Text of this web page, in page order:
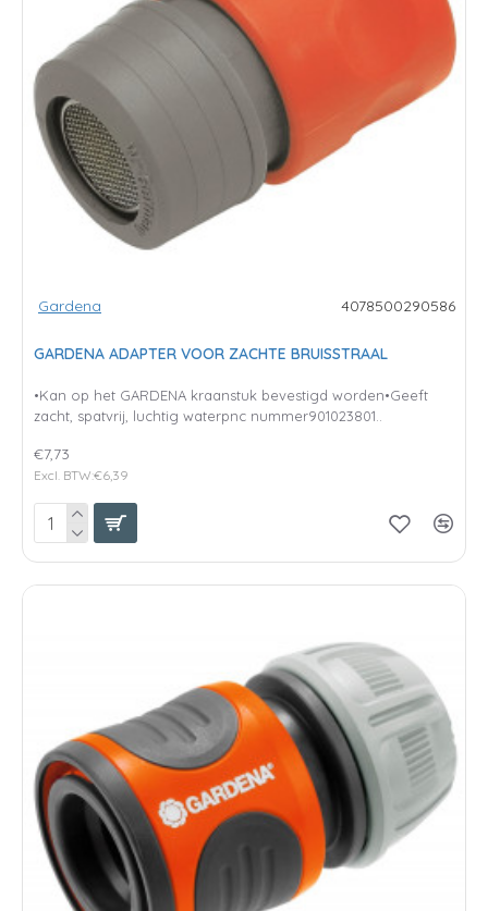
Gardena 4078500290586
GARDENA ADAPTER VOOR ZACHTE BRUISSTRAAL
•Kan op het GARDENA kraanstuk bevestigd worden•Geeft
zacht, spatvrij, luchtig waterpnc nummer901023801..
€7,73
Excl. BTW:€6,39